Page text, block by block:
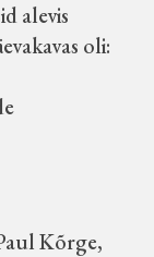
alevis
oli:
Kõrge,